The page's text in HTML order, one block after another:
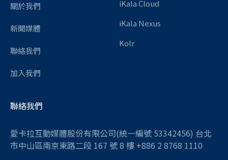
關於我們
新聞媒體
聯絡我們
加入我們
iKala Cloud
iKala Nexus
Kolr
聯絡我們
愛卡拉互動媒體股份有限公司(統一編號 53342456) 台北
市中山區南京東路二段 167 號 8 樓 +886 2 8768 1110